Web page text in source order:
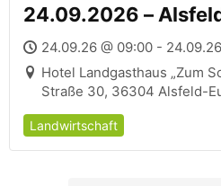
24.09.2026 –
24.09.26 @ 09:00 -
Hotel Landgasthaus „Zum
Straße 30, 36304 Alsfeld-
Landwirtschaft